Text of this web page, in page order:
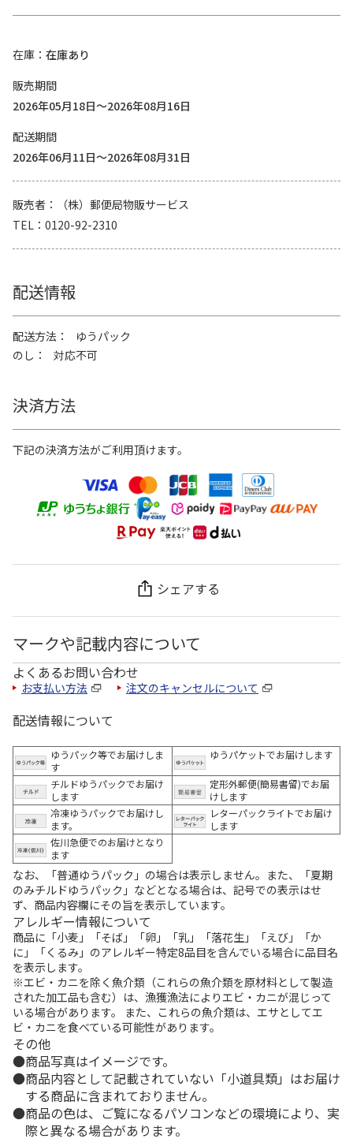
在庫
在庫あり
販売期間
2026年05月18日～2026年08月16日
配送期間
2026年06月11日～2026年08月31日
販売者
（株）郵便局物販サービス
TEL
0120-92-2310
配送情報
配送方法
ゆうパック
のし
対応不可
決済方法
下記の決済方法がご利用頂けます。
シェアする
マークや記載内容について
よくあるお問い合わせ
お支払い方法 注文のキャンセルについて
配送情報について
ゆうパック等でお届けしま
す
ゆうパケットでお届けします
チルドゆうパックでお届け
します
定形外郵便(簡易書留)でお届
けします
冷凍ゆうパックでお届けし
ます。
レターパックライトでお届け
します
佐川急便でのお届けとなり
ます
なお、「普通ゆうパック」の場合は表示しません。また、「夏期
のみチルドゆうパック」などとなる場合は、記号での表示はせ
ず、商品内容欄にその旨を表示しています。
アレルギー情報について
商品に「小麦」「そば」「卵」「乳」「落花生」「えび」「か
に」「くるみ」のアレルギー特定8品目を含んでいる場合に品目名
を表示します。
※エビ・カニを除く魚介類（これらの魚介類を原材料として製造
された加工品も含む）は、漁獲漁法によりエビ・カニが混じって
いる場合があります。 また、これらの魚介類は、エサとしてエ
ビ・カニを食べている可能性があります。
その他
商品写真はイメージです。
商品内容として記載されていない「小道具類」はお届け
する商品に含まれておりません。
商品の色は、ご覧になるパソコンなどの環境により、実
際と異なる場合があります。